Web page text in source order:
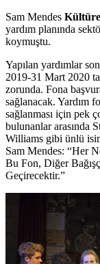
Sam Mendes
yardım planında
koymuştu.
Yapılan yardımlar
2019-31 Mart 2020
zorunda. Fona
sağlanacak. Yardım
sağlanması için pek
bulunanlar arasında
Williams gibi ünlü
Sam Mendes: “Her
Bu Fon, Diğer
Geçirecektir.”